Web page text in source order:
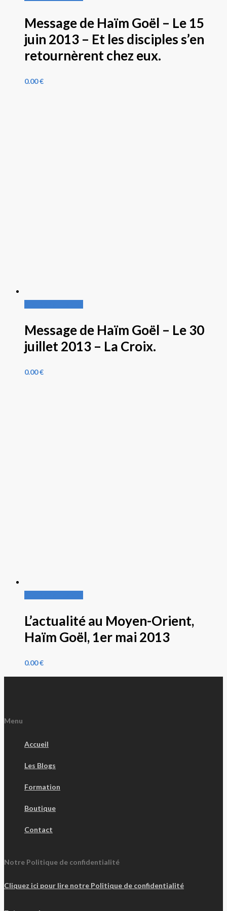
Message de Haïm Goël – Le 15
juin 2013 – Et les disciples s’en
retournèrent chez eux.
0.00€
Message de Haïm Goël – Le 30
juillet 2013 – La Croix.
0.00€
L’actualité au Moyen-Orient,
Haïm Goël, 1er mai 2013
0.00€
Menu
Accueil
Les Blogs
Formation
Boutique
Contact
Notre Politique de confidentialité
Cliquez ici pour lire notre Politique de confidentialité